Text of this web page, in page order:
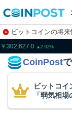
ビットコインの将来
株特集・関連銘柄
2.02
CoinPost
ビットコイ
「弱気相